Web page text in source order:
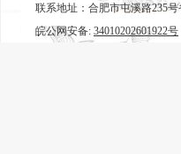
联系地址：合肥市屯溪路235
皖公网安备: 34010202601922号